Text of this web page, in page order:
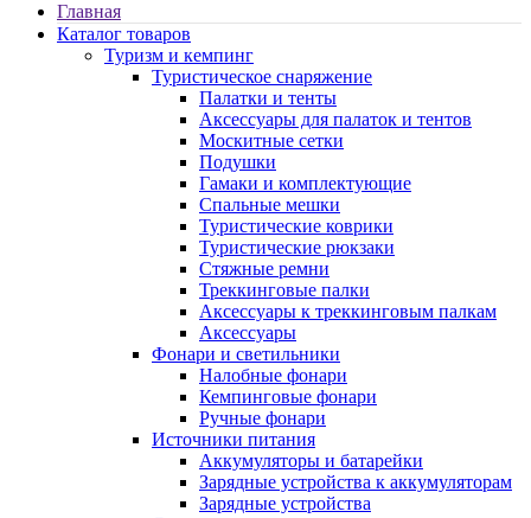
Главная
Каталог товаров
Туризм и кемпинг
Туристическое снаряжение
Палатки и тенты
Аксессуары для палаток и тентов
Москитные сетки
Подушки
Гамаки и комплектующие
Спальные мешки
Туристические коврики
Туристические рюкзаки
Стяжные ремни
Треккинговые палки
Аксессуары к треккинговым палкам
Аксессуары
Фонари и светильники
Налобные фонари
Кемпинговые фонари
Ручные фонари
Источники питания
Аккумуляторы и батарейки
Зарядные устройства к аккумуляторам
Зарядные устройства